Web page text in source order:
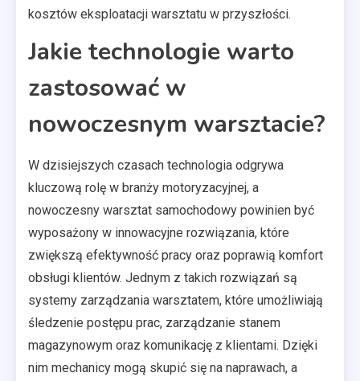
kosztów eksploatacji warsztatu w przyszłości.
Jakie technologie warto
zastosować w
nowoczesnym warsztacie?
W dzisiejszych czasach technologia odgrywa
kluczową rolę w branży motoryzacyjnej, a
nowoczesny warsztat samochodowy powinien być
wyposażony w innowacyjne rozwiązania, które
zwiększą efektywność pracy oraz poprawią komfort
obsługi klientów. Jednym z takich rozwiązań są
systemy zarządzania warsztatem, które umożliwiają
śledzenie postępu prac, zarządzanie stanem
magazynowym oraz komunikację z klientami. Dzięki
nim mechanicy mogą skupić się na naprawach, a